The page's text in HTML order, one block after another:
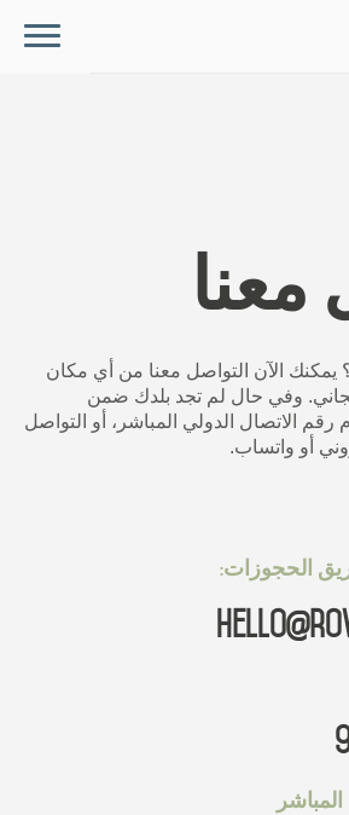
العروض
الإقامة
المطاعم
الشهرية
الآن التواصل معنا من أي مكان
وفي حال لم تجد بلدك ضمن
رقم الاتصال الدولي المباشر، أو التواصل
أو واتساب.
الحجوزات: